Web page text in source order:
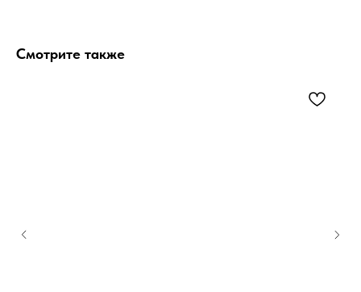
Смотрите также